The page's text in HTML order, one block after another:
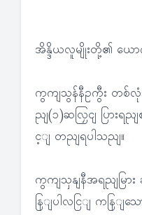
အိန္ဒိယလူမျိုးတို့၏ ယော
ကွကျသွန်နီဥကွီး တစ်လုံ
ညျ(၁)ဆလြှငျ ပြားရ
င့ျ တညျရပါသညျ။
ကွကျသှနျနီအရညျမြား
နြျပါလငြျ ကနြျသ